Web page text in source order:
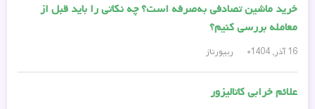
خرید ماشین تصادفی به‌صرفه است؟ چه نکاتی را باید قبل از
معامله بررسی کنیم؟
16 آذر, 1404 ریپورتاژ
علائم خرابی کاتالیزور